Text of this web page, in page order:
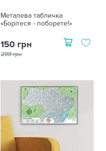
Металева табличка
«Борітеся - поборете!»
150 грн
299 грн